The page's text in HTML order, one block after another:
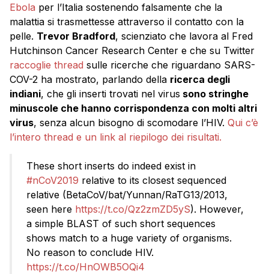
Ebola per l’Italia sostenendo falsamente che la
malattia si trasmettesse attraverso il contatto con la
pelle. Trevor Bradford, scienziato che lavora al Fred
Hutchinson Cancer Research Center e che su Twitter
raccoglie thread sulle ricerche che riguardano SARS-
COV-2 ha mostrato, parlando della ricerca degli
indiani, che gli inserti trovati nel virus sono stringhe
minuscole che hanno corrispondenza con molti altri
virus, senza alcun bisogno di scomodare l’HIV. Qui c’è
l’intero thread e un link al riepilogo dei risultati.
These short inserts do indeed exist in
#nCoV2019 relative to its closest sequenced
relative (BetaCoV/bat/Yunnan/RaTG13/2013,
seen here https://t.co/Qz2zmZD5yS). However,
a simple BLAST of such short sequences
shows match to a huge variety of organisms.
No reason to conclude HIV.
https://t.co/HnOWB5OQi4